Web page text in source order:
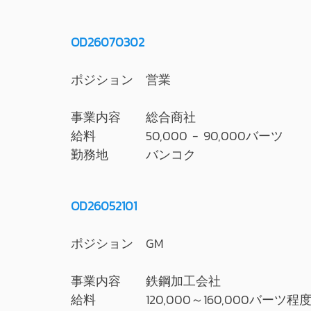
OD26070302
ポジション 営業
事業内容 総合商社
給料 50,000 - 90,000バーツ
勤務地 バンコク
OD26052101
ポジション GM
事業内容 鉄鋼加工会社
給料 120,000～160,000バーツ程度